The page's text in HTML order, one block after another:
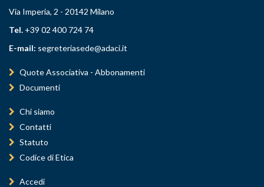
Via Imperia, 2 - 20142 Milano
Tel. +39 02 400 724 74
E-mail: segreteriasede@adaci.it
Quote Associativa - Abbonamenti
Documenti
Chi siamo
Contatti
Statuto
Codice di Etica
Accedi